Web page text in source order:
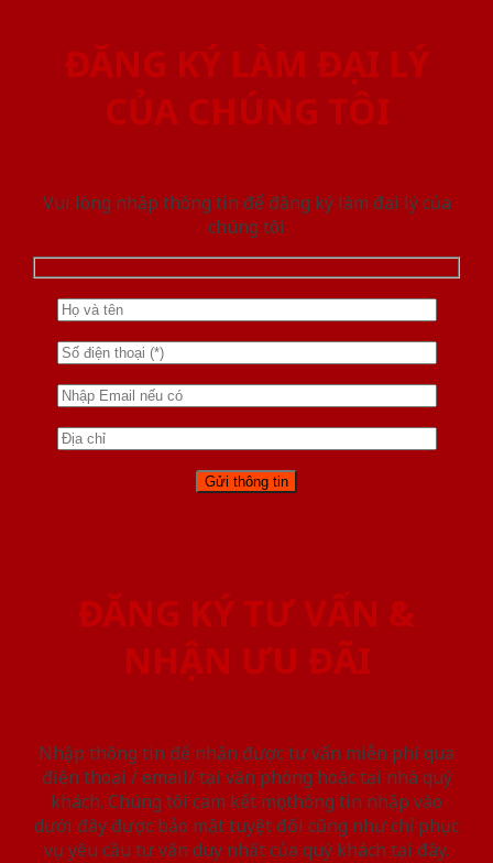
ĐĂNG KÝ LÀM ĐẠI LÝ
CỦA CHÚNG TÔI
Vui lòng nhập thông tin để đăng ký làm đại lý của
chúng tôi
ĐĂNG KÝ TƯ VẤN &
NHẬN ƯU ĐÃI
Nhập thông tin để nhận được tư vấn miễn phí qua
điện thoại / email/ tại văn phòng hoặc tại nhà quý
khách. Chúng tôi cam kết mọi thông tin nhập vào
dưới đây được bảo mật tuyệt đối cũng như chỉ phục
vụ yêu cầu tư vấn duy nhất của quý khách tại đây.